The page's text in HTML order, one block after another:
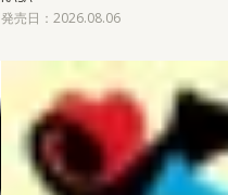
発売日：2026.08.06